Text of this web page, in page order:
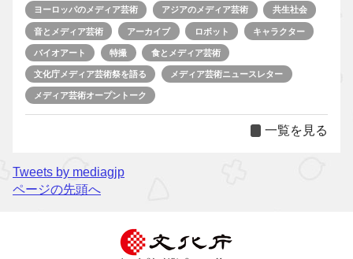
ヨーロッパのメディア芸術 アジアのメディア芸術 共生社会
音とメディア芸術 アーカイブ ロボット キャラクター
バイオアート 特撮 食とメディア芸術
文化庁メディア芸術祭を語る メディア芸術ニュースレター
メディア芸術オープントーク
一覧を見る
Tweets by mediagjp
ページの先頭へ